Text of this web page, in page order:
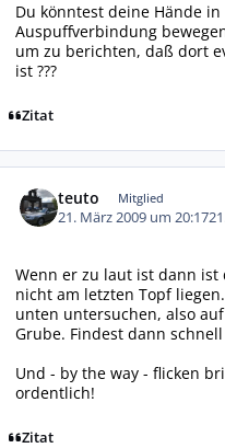
Du könntest deine Hände
Auspuffverbindung
um zu berichten, daß dort
ist ???
Zitat
teuto Mitglied
21. März 2009 um 20:17
Wenn er zu laut ist dann
nicht am letzten Topf
unten untersuchen, also
Grube. Findest dann
Und - by the way - flicken
ordentlich!
Zitat